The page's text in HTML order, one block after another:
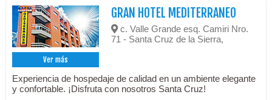
Ver más
GRAN HOTEL MEDITERRANEO
c. Valle Grande esq. Camiri Nro.
71 - Santa Cruz de la Sierra,
Experiencia de hospedaje de calidad en un ambiente elegante
y confortable. ¡Disfruta con nosotros Santa Cruz!